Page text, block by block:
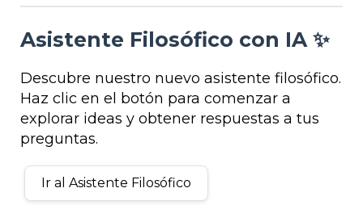
Asistente Filosófico con IA ✨
Descubre nuestro nuevo asistente filosófico.
Haz clic en el botón para comenzar a
explorar ideas y obtener respuestas a tus
preguntas.
Ir al Asistente Filosófico